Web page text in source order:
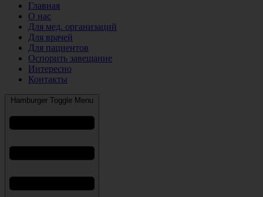
Главная
О нас
Для мед. организаций
Для врачей
Для пациентов
Оспорить завещание
Интересно
Контакты
Hamburger Toggle Menu